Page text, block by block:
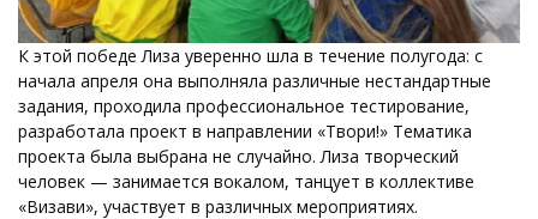
К этой победе Лиза уверенно шла в течение полугода: с
начала апреля она выполняла различные нестандартные
задания, проходила профессиональное тестирование,
разработала проект в направлении «Твори!» Тематика
проекта была выбрана не случайно. Лиза творческий
человек — занимается вокалом, танцует в коллективе
«Визави», участвует в различных мероприятиях.